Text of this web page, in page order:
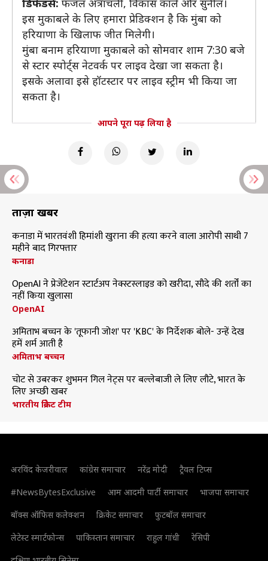
डिफेंडर्स: फजल अत्राचली, विकास काले और सुनील।
इस मुकाबले के लिए हमारा प्रेडिक्शन है कि मुंबा को
हरियाणा के खिलाफ जीत मिलेगी।
मुंबा बनाम हरियाणा मुकाबले को सोमवार शाम 7:30 बजे
से स्टार स्पोर्ट्स नेटवर्क पर लाइव देखा जा सकता है।
इसके अलावा इसे हॉटस्टार पर लाइव स्ट्रीम भी किया जा
सकता है।
आपने पूरा पढ़ लिया है
ताज़ा खबरें
कनाडा में भारतवंशी हिमांशी खुराना की हत्या करने वाला आरोपी साथी 7
महीने बाद गिरफ्तार
कनाडा
OpenAI ने प्रेजेंटेशन स्टार्टअप नेक्स्टस्लाइड को खरीदा, सौदे की शर्तों का
नहीं किया खुलासा
OpenAI
अमिताभ बच्चन के 'तूफानी जोश' पर 'KBC' के निर्देशक बोले- उन्हें देख
हमें शर्म आती है
अमिताभ बच्चन
चोट से उबरकर शुभमन गिल नेट्स पर बल्लेबाजी ले लिए लौटे, भारत के
लिए अच्छी खबर
भारतीय क्रिकेट टीम
अरविंद केजरीवाल कांग्रेस समाचार नरेंद्र मोदी
ट्रैवल टिप्स
#NewsBytesExclusive
आम आदमी पार्टी समाचार
भाजपा समाचार
बॉक्स ऑफिस कलेक्शन
क्रिकेट समाचार
फुटबॉल समाचार
लेटेस्ट स्मार्टफोन्स
पाकिस्तान समाचार राहुल गांधी
रेसिपी